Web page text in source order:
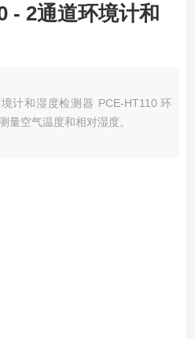
- 2通道环境计和
计和湿度检测器 PCE-HT110 环
量空气温度和相对湿度。